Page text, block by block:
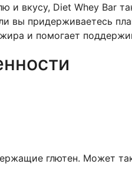
и вкусу, Diet Whey Bar
вы придерживаетесь
и помогает
глютен. Может